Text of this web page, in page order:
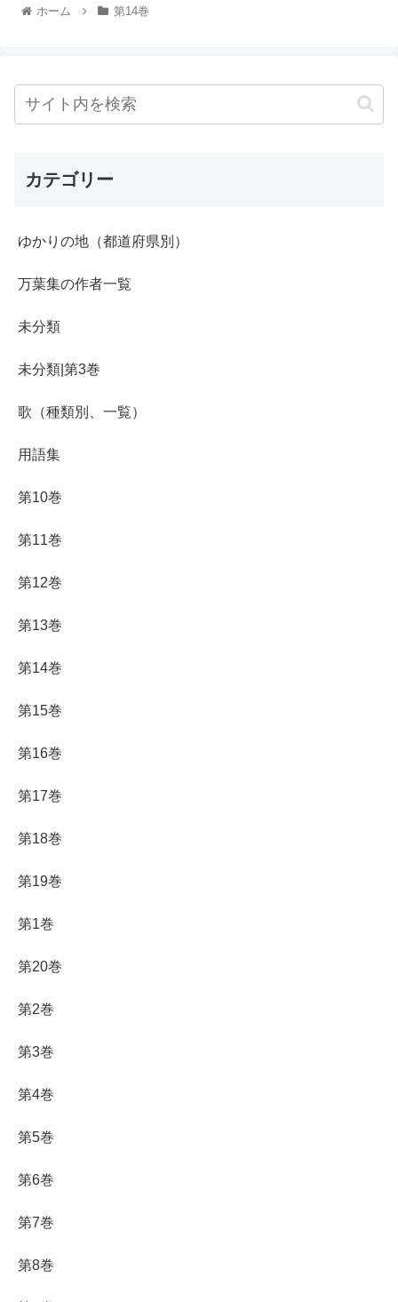
ホーム 第14巻
カテゴリー
ゆかりの地（都道府県別）
万葉集の作者一覧
未分類
未分類|第3巻
歌（種類別、一覧）
用語集
第10巻
第11巻
第12巻
第13巻
第14巻
第15巻
第16巻
第17巻
第18巻
第19巻
第1巻
第20巻
第2巻
第3巻
第4巻
第5巻
第6巻
第7巻
第8巻